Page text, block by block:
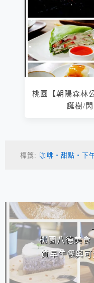
桃園【朝陽森林
誕樹/
標籤: 咖啡‧甜點‧下
相連文章
桃園八德美食
質早午餐與